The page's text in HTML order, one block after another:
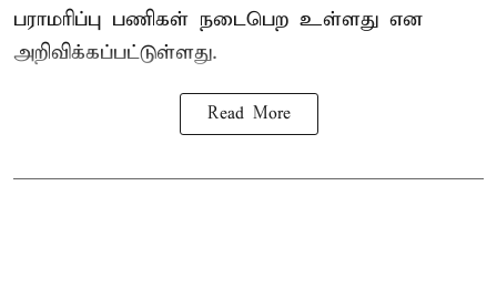
பராமரிப்பு பணிகள் நடைபெற உள்ளது என
அறிவிக்கப்பட்டுள்ளது.
Read More